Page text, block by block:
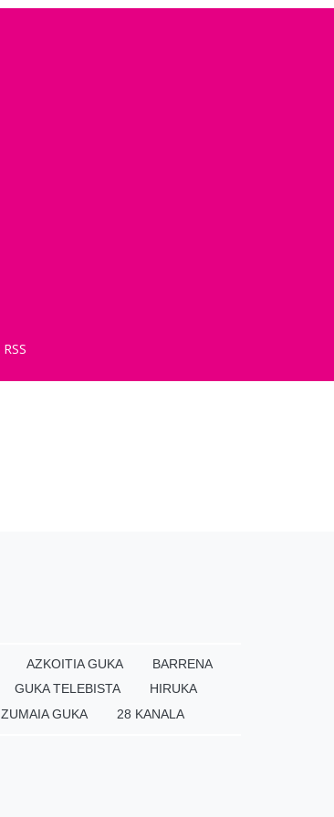
RSS
AZKOITIA GUKA
BARRENA
GUKA TELEBISTA
HIRUKA
ZUMAIA GUKA 28 KANALA